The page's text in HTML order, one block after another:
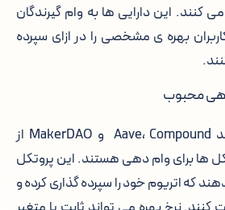
کنند. این دارایی ها به وام گیرندگان
بهره ی مشخصی را در ازای سپرده
محبوب
پلتفرم های دیفای مانند Aave، Compound و MakerDAO از
ها برای وام دهی هستند. این پروتکل
که اتریوم خود را سپرده گذاری کرده و